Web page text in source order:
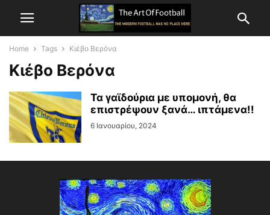
Home Tags Κιέβο Βερόνα
Κιέβο Βερόνα
Τα γαϊδούρια με υπομονή, θα
επιστρέψουν ξανά… ιπτάμενα!!
6 Ιανουαρίου, 2024